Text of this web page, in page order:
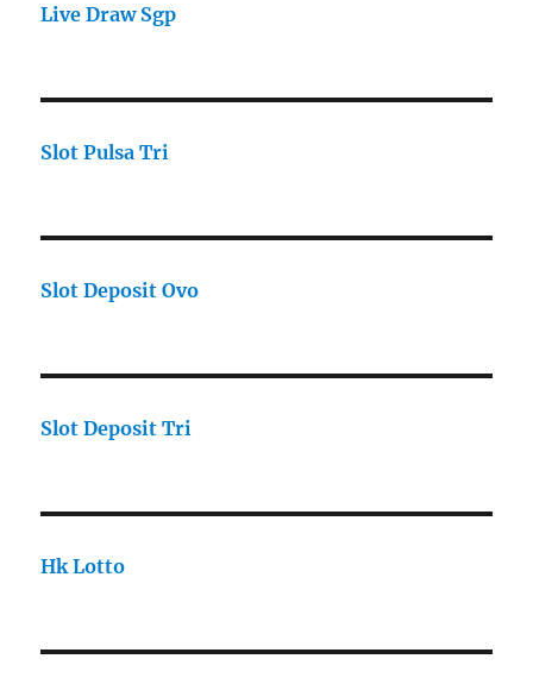
Live Draw Sgp
Slot Pulsa Tri
Slot Deposit Ovo
Slot Deposit Tri
Hk Lotto